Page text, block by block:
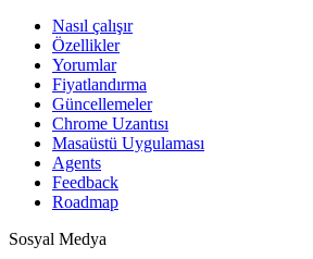
Nasıl çalışır
Özellikler
Yorumlar
Fiyatlandırma
Güncellemeler
Chrome Uzantısı
Masaüstü Uygulaması
Agents
Feedback
Roadmap
Sosyal Medya